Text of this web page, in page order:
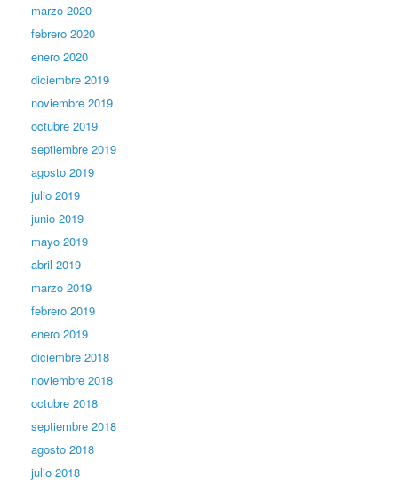
marzo 2020
febrero 2020
enero 2020
diciembre 2019
noviembre 2019
octubre 2019
septiembre 2019
agosto 2019
julio 2019
junio 2019
mayo 2019
abril 2019
marzo 2019
febrero 2019
enero 2019
diciembre 2018
noviembre 2018
octubre 2018
septiembre 2018
agosto 2018
julio 2018